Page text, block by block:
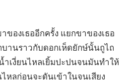
ของเธออีกครั้ง แยกขาของเธอ
านราวกับดอกเห็ดยักษ์นั้นถูไถ
ำเงี่ยนไหลเยิ้มปะปนจนมันทำให้
หลก่อนจะดันเข้าในจนเสียง